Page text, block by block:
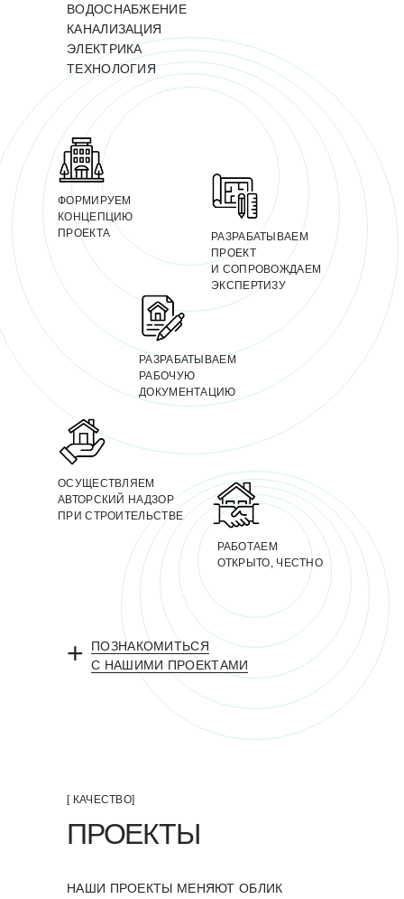
ВОДОСНАБЖЕНИЕ
КАНАЛИЗАЦИЯ
ЭЛЕКТРИКА
ТЕХНОЛОГИЯ
ПОЗНАКОМИТЬСЯ
С НАШИМИ ПРОЕКТАМИ
+
ФОРМИРУЕМ
КОНЦЕПЦИЮ
ПРОЕКТА
РАЗРАБАТЫВАЕМ
РАБОЧУЮ
ДОКУМЕНТАЦИЮ
ОСУЩЕСТВЛЯЕМ
АВТОРСКИЙ НАДЗОР
ПРИ СТРОИТЕЛЬСТВЕ
РАБОТАЕМ
ОТКРЫТО, ЧЕСТНО
РАЗРАБАТЫВАЕМ
ПРОЕКТ
И СОПРОВОЖДАЕМ
ЭКСПЕРТИЗУ
[ КАЧЕСТВО]
ПРОЕКТЫ
НАШИ ПРОЕКТЫ МЕНЯЮТ ОБЛИК